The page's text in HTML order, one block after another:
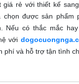
giá rẻ với thiết kế
được sản phẩm
Nếu có thắc mắc
với
phí và hỗ trợ tận tình